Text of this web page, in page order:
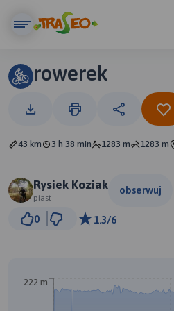
rowerek
43 km 3 h 38 min 1283 m 1283 m
Rysiek Koziak
piast
obserwuj
0 1.3/6
222 m